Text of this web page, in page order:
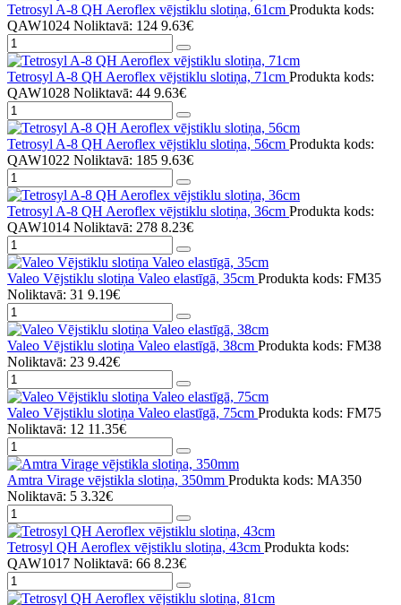
Tetrosyl A-8 QH Aeroflex vējstiklu slotiņa, 61cm Produkta kods:
QAW1024 Noliktavā: 124 9.63€
Tetrosyl A-8 QH Aeroflex vējstiklu slotiņa, 71cm Produkta kods:
QAW1028 Noliktavā: 44 9.63€
Tetrosyl A-8 QH Aeroflex vējstiklu slotiņa, 56cm Produkta kods:
QAW1022 Noliktavā: 185 9.63€
Tetrosyl A-8 QH Aeroflex vējstiklu slotiņa, 36cm Produkta kods:
QAW1014 Noliktavā: 278 8.23€
Valeo Vējstiklu slotiņa Valeo elastīgā, 35cm Produkta kods: FM35
Noliktavā: 31 9.19€
Valeo Vējstiklu slotiņa Valeo elastīgā, 38cm Produkta kods: FM38
Noliktavā: 23 9.42€
Valeo Vējstiklu slotiņa Valeo elastīgā, 75cm Produkta kods: FM75
Noliktavā: 12 11.35€
Amtra Virage vējstikla slotiņa, 350mm Produkta kods: MA350
Noliktavā: 5 3.32€
Tetrosyl QH Aeroflex vējstiklu slotiņa, 43cm Produkta kods:
QAW1017 Noliktavā: 66 8.23€